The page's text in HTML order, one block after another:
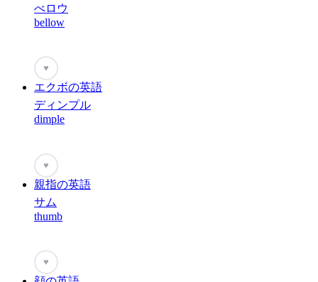
べロウ
bellow
♥
エクボの英語
ディンプル
dimple
♥
親指の英語
サム
thumb
♥